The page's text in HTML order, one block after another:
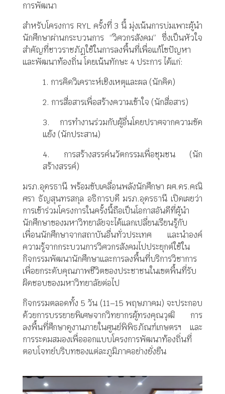
การพัฒนา
สำหรับโครงการ RYL ครั้งที่ 3 นี้ มุ่งเน้นการบ่มเพาะผู้นำ
นักศึกษาผ่านกระบวนการ “วิศวกรสังคม” ซึ่งเป็นหัวใจ
สำคัญที่ชาวราชภัฏใช้ในการลงพื้นที่เพื่อแก้ไขปัญหา
และพัฒนาท้องถิ่น โดยเน้นทักษะ 4 ประการ ได้แก่:
1. การคิดวิเคราะห์เชิงเหตุและผล (นักคิด)
2. การสื่อสารเพื่อสร้างความเข้าใจ (นักสื่อสาร)
3. การทำงานร่วมกับผู้อื่นโดยปราศจากความขัด
แย้ง (นักประสาน)
4. การสร้างสรรค์นวัตกรรมเพื่อชุมชน (นัก
สร้างสรรค์)
มรภ.อุดรธานี พร้อมขับเคลื่อนพลังนักศึกษา ผศ.ดร.คณิ
ศรา ธัญสุนทรสกุล อธิการบดี มรภ.อุดรธานี เปิดเผยว่า
การเข้าร่วมโครงการในครั้งนี้ถือเป็นโอกาสอันดีที่ผู้นำ
นักศึกษาของมหาวิทยาลัยจะได้แลกเปลี่ยนเรียนรู้กับ
เพื่อนนักศึกษาจากสถาบันอื่นทั่วประเทศ และนำองค์
ความรู้จากกระบวนการวิศวกรสังคมไปประยุกต์ใช้ใน
กิจกรรมพัฒนานักศึกษาและการลงพื้นที่บริการวิชาการ
เพื่อยกระดับคุณภาพชีวิตของประชาชนในเขตพื้นที่รับ
ผิดชอบของมหาวิทยาลัยต่อไป
กิจกรรมตลอดทั้ง 5 วัน (11–15 พฤษภาคม) จะประกอบ
ด้วยการบรรยายพิเศษจากวิทยากรผู้ทรงคุณวุฒิ การ
ลงพื้นที่ศึกษาดูงานภายในศูนย์พิพิธภัณฑ์เกษตรฯ และ
การระดมสมองเพื่อออกแบบโครงการพัฒนาท้องถิ่นที่
ตอบโจทย์บริบทของแต่ละภูมิภาคอย่างยั่งยืน